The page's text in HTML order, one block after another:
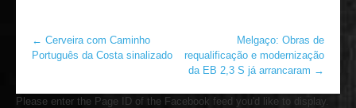
← Cerveira com Caminho
Português da Costa sinalizado
Melgaço: Obras de
requalificação e modernização
da EB 2,3 S já arrancaram →
Please enter the Page ID of the Facebook feed you'd like to display.